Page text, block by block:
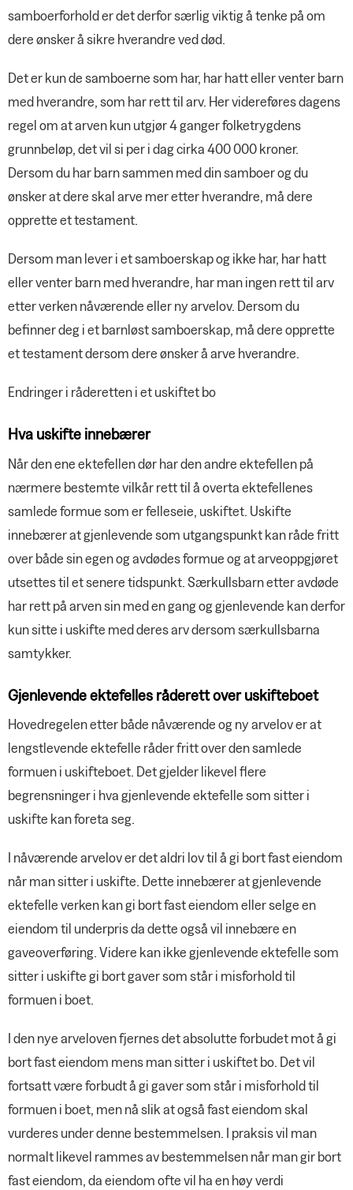
samboerforhold er det derfor særlig viktig å tenke på om
dere ønsker å sikre hverandre ved død.
Det er kun de samboerne som har, har hatt eller venter barn
med hverandre, som har rett til arv. Her videreføres dagens
regel om at arven kun utgjør 4 ganger folketrygdens
grunnbeløp, det vil si per i dag cirka 400 000 kroner.
Dersom du har barn sammen med din samboer og du
ønsker at dere skal arve mer etter hverandre, må dere
opprette et testament.
Dersom man lever i et samboerskap og ikke har, har hatt
eller venter barn med hverandre, har man ingen rett til arv
etter verken nåværende eller ny arvelov. Dersom du
befinner deg i et barnløst samboerskap, må dere opprette
et testament dersom dere ønsker å arve hverandre.
Endringer i råderetten i et uskiftet bo
Hva uskifte innebærer
Når den ene ektefellen dør har den andre ektefellen på
nærmere bestemte vilkår rett til å overta ektefellenes
samlede formue som er felleseie, uskiftet. Uskifte
innebærer at gjenlevende som utgangspunkt kan råde fritt
over både sin egen og avdødes formue og at arveoppgjøret
utsettes til et senere tidspunkt. Særkullsbarn etter avdøde
har rett på arven sin med en gang og gjenlevende kan derfor
kun sitte i uskifte med deres arv dersom særkullsbarna
samtykker.
Gjenlevende ektefelles råderett over uskifteboet
Hovedregelen etter både nåværende og ny arvelov er at
lengstlevende ektefelle råder fritt over den samlede
formuen i uskifteboet. Det gjelder likevel flere
begrensninger i hva gjenlevende ektefelle som sitter i
uskifte kan foreta seg.
I nåværende arvelov er det aldri lov til å gi bort fast eiendom
når man sitter i uskifte. Dette innebærer at gjenlevende
ektefelle verken kan gi bort fast eiendom eller selge en
eiendom til underpris da dette også vil innebære en
gaveoverføring. Videre kan ikke gjenlevende ektefelle som
sitter i uskifte gi bort gaver som står i misforhold til
formuen i boet.
I den nye arveloven fjernes det absolutte forbudet mot å gi
bort fast eiendom mens man sitter i uskiftet bo. Det vil
fortsatt være forbudt å gi gaver som står i misforhold til
formuen i boet, men nå slik at også fast eiendom skal
vurderes under denne bestemmelsen. I praksis vil man
normalt likevel rammes av bestemmelsen når man gir bort
fast eiendom, da eiendom ofte vil ha en høy verdi